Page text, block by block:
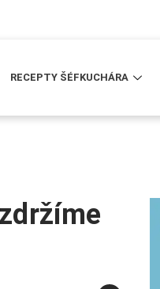
RECEPTY ŠÉFKUCHÁRA